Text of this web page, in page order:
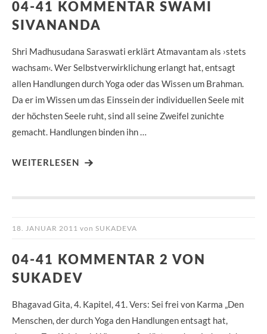
04-41 KOMMENTAR SWAMI
SIVANANDA
Shri Madhusudana Saraswati erklärt Atmavantam als ›stets
wachsam‹. Wer Selbstverwirklichung erlangt hat, entsagt
allen Handlungen durch Yoga oder das Wissen um Brahman.
Da er im Wissen um das Einssein der individuellen Seele mit
der höchsten Seele ruht, sind all seine Zweifel zunichte
gemacht. Handlungen binden ihn …
WEITERLESEN
18. JANUAR 2011 von SUKADEVA
04-41 KOMMENTAR 2 VON
SUKADEV
Bhagavad Gita, 4. Kapitel, 41. Vers: Sei frei von Karma „Den
Menschen, der durch Yoga den Handlungen entsagt hat,